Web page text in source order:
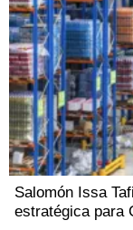
Salomón Issa
estratégica para